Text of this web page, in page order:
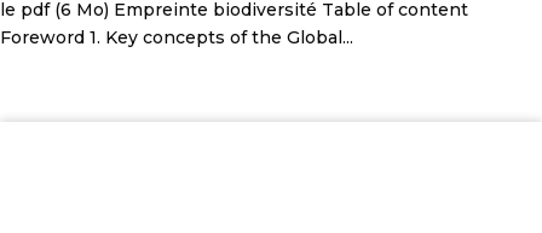
le pdf (6 Mo) Empreinte biodiversité Table of content
Foreword 1. Key concepts of the Global...